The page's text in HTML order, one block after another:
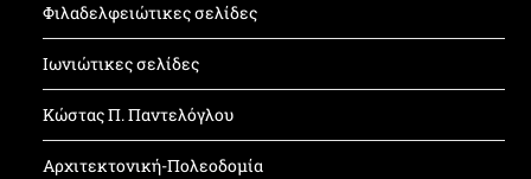
Φιλαδελφειώτικες σελίδες
Ιωνιώτικες σελίδες
Κώστας Π. Παντελόγλου
Αρχιτεκτονική-Πολεοδομία